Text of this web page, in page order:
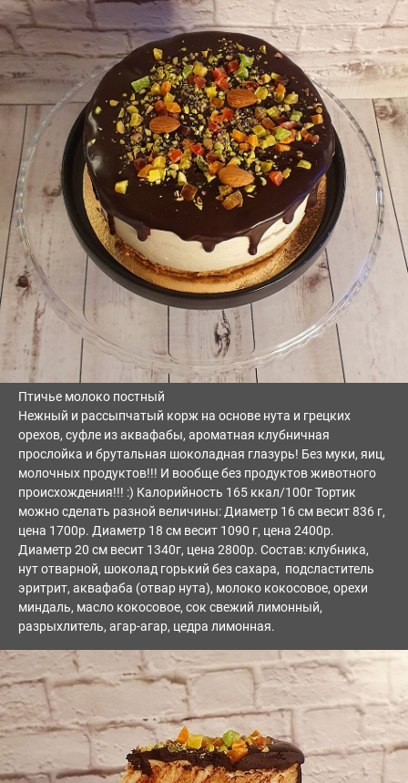
Птичье молоко постный
Нежный и рассыпчатый корж на основе нута и грецких
орехов, суфле из аквафабы, ароматная клубничная
прослойка и брутальная шоколадная глазурь! Без муки, яиц,
молочных продуктов!!! И вообще без продуктов животного
происхождения!!! :) Калорийность 165 ккал/100г Тортик
можно сделать разной величины: Диаметр 16 см весит 836 г,
цена 1700р. Диаметр 18 см весит 1090 г, цена 2400р.
Диаметр 20 см весит 1340г, цена 2800р. Состав: клубника,
нут отварной, шоколад горький без сахара, подсластитель
эритрит, аквафаба (отвар нута), молоко кокосовое, орехи
миндаль, масло кокосовое, сок свежий лимонный,
разрыхлитель, агар-агар, цедра лимонная.